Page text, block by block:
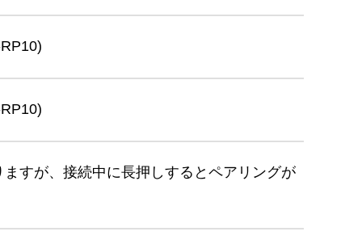
すが、接続中に長押しするとペアリングが